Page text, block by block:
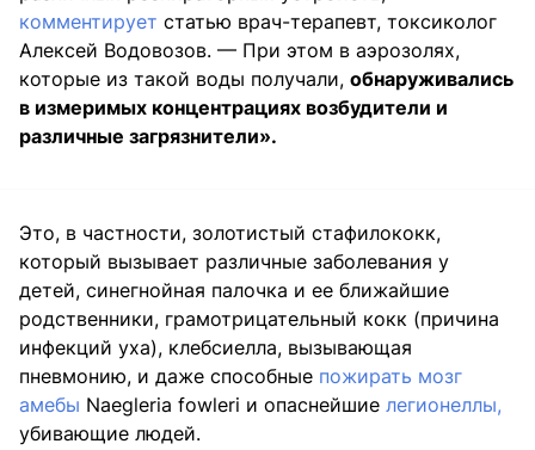
комментирует статью врач-терапевт, токсиколог
Алексей Водовозов. — При этом в аэрозолях,
которые из такой воды получали, обнаруживались
в измеримых концентрациях возбудители и
различные загрязнители».
Это, в частности, золотистый стафилококк,
который вызывает различные заболевания у
детей, синегнойная палочка и ее ближайшие
родственники, грамотрицательный кокк (причина
инфекций уха), клебсиелла, вызывающая
пневмонию, и даже способные пожирать мозг
амебы Naegleria fowleri и опаснейшие легионеллы,
убивающие людей.